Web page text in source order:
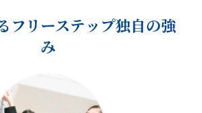
フリーステップ独自の強
み